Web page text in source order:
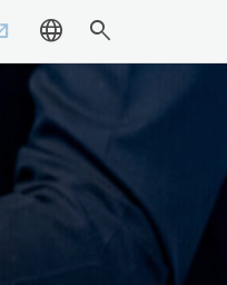
language search